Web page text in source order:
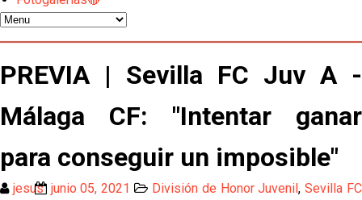
El Sevilla pone sus ojos en Ellyes Skhiri
Patrick Mercado no jugará en el Sevilla FC
El Sevilla FC pregunta al Atlético de Madrid por la
situación de Iker Luque
Nico Guillén:"Es importante que el equipo sea una
familia y se refleje en el campo"
PREVIA | Sevilla FC Juv A -
Málaga CF: "Intentar ganar
para conseguir un imposible"
jesus junio 05, 2021 División de Honor Juvenil,Sevilla FC